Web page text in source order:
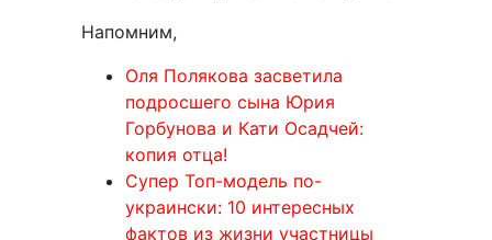
Напомним,
Оля Полякова засветила
подросшего сына Юрия
Горбунова и Кати Осадчей:
копия отца!
Супер Топ-модель по-
украински: 10 интересных
фактов из жизни участницы